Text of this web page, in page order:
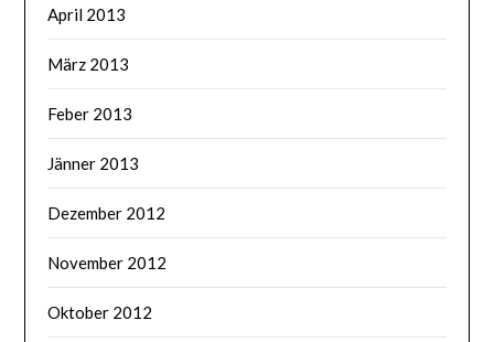
April 2013
März 2013
Feber 2013
Jänner 2013
Dezember 2012
November 2012
Oktober 2012